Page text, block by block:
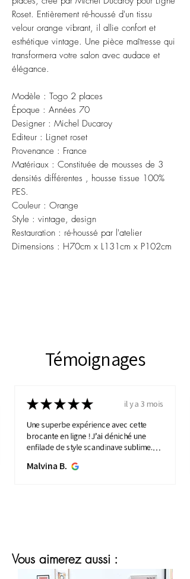
Témoignages
★★★★★
il y a 3 mois
Une superbe expérience avec cette
brocante en ligne ! J’ai déniché une
enfilade de style scandinave sublime.
mon intérieure. Service ...
Malvina B.
Roset. Entièrement ré-houssé d'un tissu
velour orange vibrant, il allie confort et
esthétique vintage. Une pièce maîtresse qui
transformera votre salon avec audace et
élégance.
Modèle : Togo 2 places
Époque : Années 70
Designer : Michel Ducaroy
Editeur : Lignet roset
Provenance : France
Matériaux : Constituée de mousses de 3
densités différentes , housse tissue 100%
PES.
Couleur : Orange
Style : vintage, design
Restauration : ré-houssé par l'atelier
Dimensions : H70cm x L131cm x P102cm
Vous aimerez aussi :